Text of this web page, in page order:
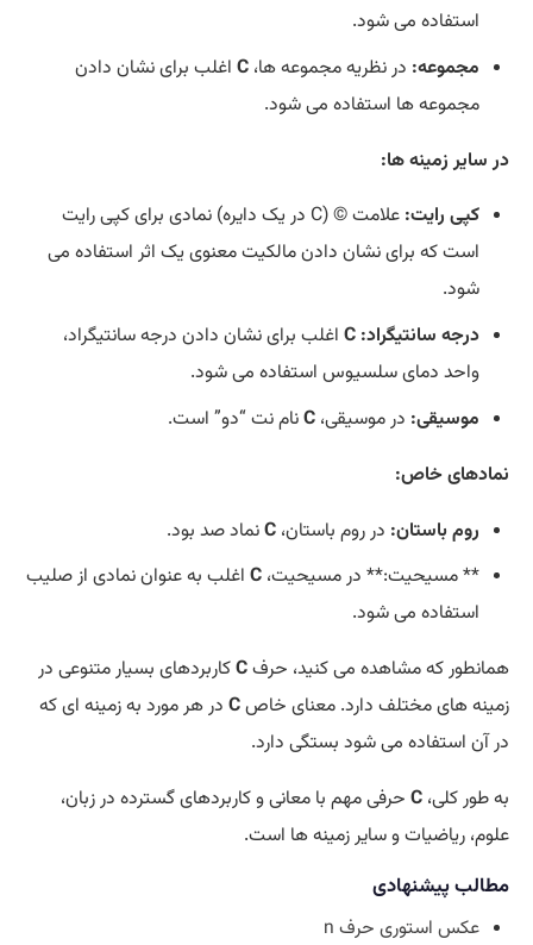
استفاده می شود.
مجموعه: در نظریه مجموعه ها، C اغلب برای نشان دادن
مجموعه ها استفاده می شود.
در سایر زمینه ها:
کپی رایت:
علامت ©️ (C در یک دایره) نمادی برای کپی رایت
است که برای نشان دادن مالکیت معنوی یک اثر استفاده می
شود.
درجه سانتیگراد: C اغلب برای نشان دادن درجه سانتیگراد،
واحد دمای سلسیوس استفاده می شود.
موسیقی: در موسیقی، Cنام نت “دو” است.
نمادهای خاص:
روم باستان: در روم باستان، Cنماد صد بود.
** مسیحیت:** در مسیحیت، C اغلب به عنوان نمادی از صلیب
استفاده می شود.
همانطور که مشاهده می کنید، حرفCکاربردهای بسیار متنوعی در
زمینه های مختلف دارد. معنای خاصC در هر مورد به زمینه ای که
در آن استفاده می شود بستگی دارد.
به طور کلی، C حرفی مهم با معانی و کاربردهای گسترده در زبان،
علوم، ریاضیات و سایر زمینه ها است.
مطالب پیشنهادی
عکس استوری حرف n